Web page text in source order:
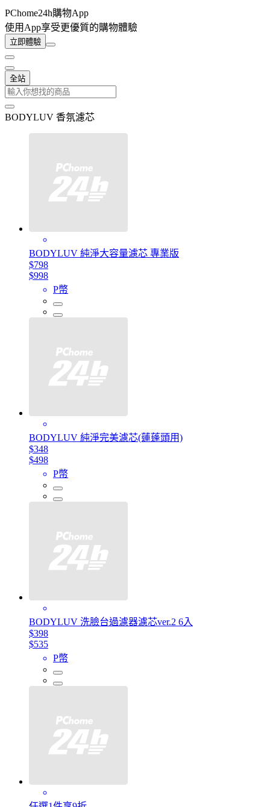
PChome24h購物App
使用App享受更優質的購物體驗
立即體驗
全站
BODYLUV 香氛濾芯
BODYLUV 純淨大容量濾芯 專業版
$798
$998
P幣
BODYLUV 純淨完美濾芯(蓮蓬頭用)
$348
$498
P幣
BODYLUV 洗臉台過濾器濾芯ver.2 6入
$398
$535
P幣